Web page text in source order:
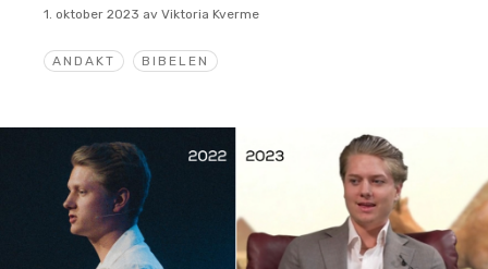
ANDAKT BIBELEN
1. oktober 2023 av Viktoria Kverme